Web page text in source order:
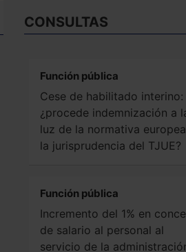
CONSULTAS
Función pública
Cese de habilitado interino:
¿procede indemnización a
luz de la normativa
la jurisprudencia del TJUE?
Función pública
Incremento del 1% en
de salario al personal al
servicio de la